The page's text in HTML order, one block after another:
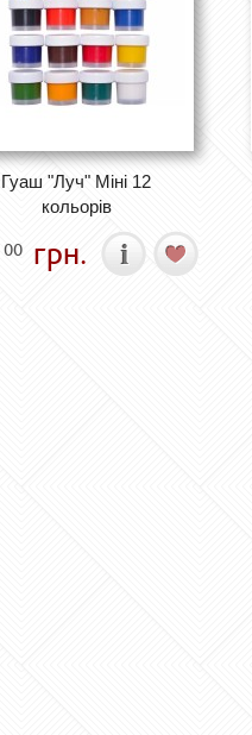
Гуаш "Луч" Міні 12
кольорів
00 грн.